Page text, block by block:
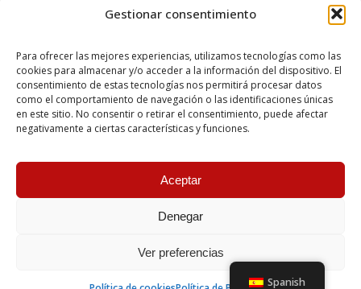
Gestionar consentimiento
Para ofrecer las mejores experiencias, utilizamos tecnologías como las
cookies para almacenar y/o acceder a la información del dispositivo. El
consentimiento de estas tecnologías nos permitirá procesar datos
como el comportamiento de navegación o las identificaciones únicas
en este sitio. No consentir o retirar el consentimiento, puede afectar
negativamente a ciertas características y funciones.
Aceptar
Denegar
Ver preferencias
LEGAL
Política de Privacidad
Política de Cookies
Accesibilidad
Esta empresa ha sido beneficiaria del bono Kit Digital y lo ha
internet, financiado por la Unión Europea – NextGeneration EU
© 2026 Guillermo Martínez | Todos los derechos reservados |
Spanish